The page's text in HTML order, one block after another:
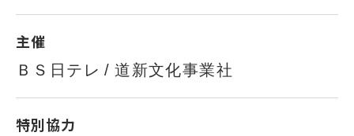
主催
ＢＳ日テレ / 道新文化事業社
特別協力